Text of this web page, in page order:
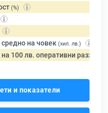
(%)
на човек (хил. лв.)
100 лв. оперативни разходи
и показатели